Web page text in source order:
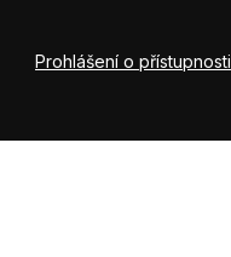
Prohlášení o přístupnosti